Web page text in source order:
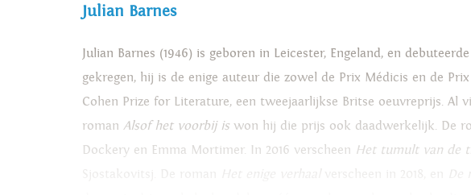
Julian Barnes
Julian Barnes (1946) is geboren in Leicester, Engeland, en
gekregen, hij is de enige auteur die zowel de Prix Médicis en de
Cohen Prize for Literature, een tweejaarlijkse Britse oeuvreprijs.
roman Alsof het voorbij is won hij die prijs ook daadwerkelijk. De
Dockery en Emma Mortimer. In 2016 verscheen Het tumult van de